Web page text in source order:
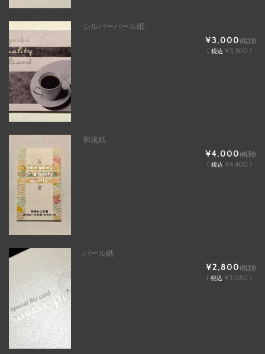
シルバーパール紙
¥3,000(税別)
( 税込 ¥3,300 )
和風紙
¥4,000(税別)
( 税込 ¥4,400 )
パール紙
¥2,800(税別)
( 税込 ¥3,080 )